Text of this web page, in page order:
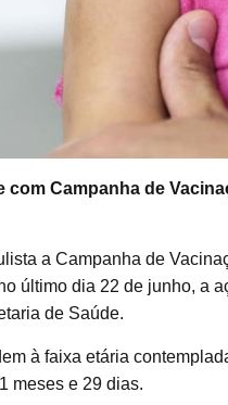
Campanha de
a Campanha de
último dia 22 de junho, a
de Saúde.
à faixa etária
meses e 29 dias.